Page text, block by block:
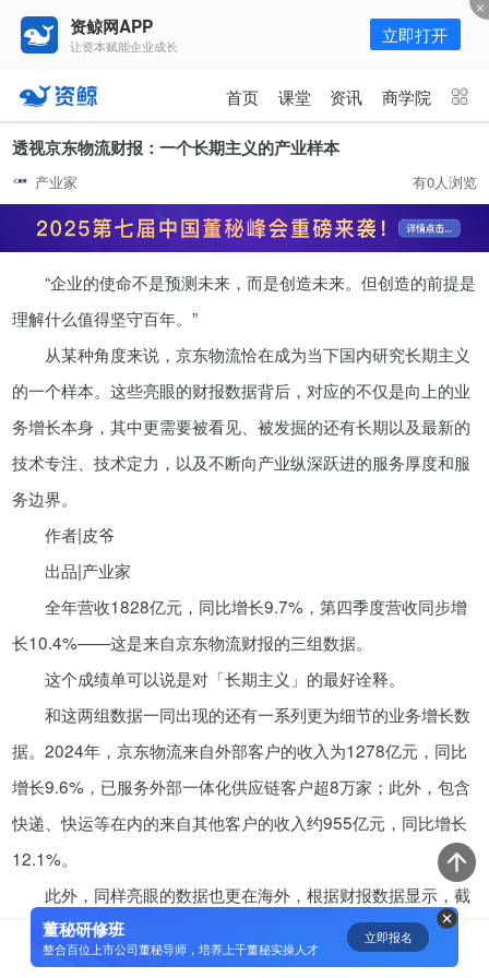
资鲸网APP
让资本赋能企业成长 立即打开
首页 课堂 资讯 商学院
资讯 课堂 直播 商学院
报告 行业峰会
为你推荐
资鲸精选 | 127页PPT，读懂复
星、平安、腾讯、比亚迪、碧桂园
局！（非常值得收藏！）
11-01
模式”！推荐收藏！
08-02
资鲸精选 | 迈瑞医疗上市：是王者
短视频用户规模超2.4亿 商业模式
仍处于探索当中
07-24
腾讯与马化腾：腾讯五虎是如何分
配股权的
08-01
资鲸精选 | Airbnb天使轮融资BP只
有这14页，但足以打动投资人
11-21
透视京东物流财报：一个长期主义的产业样本
产业家 有0人浏览
“企业的使命不是预测未来，而是创造未来。但创造的前提是
理解什么值得坚守百年。”
从某种角度来说，京东物流恰在成为当下国内研究长期主义
的一个样本。这些亮眼的财报数据背后，对应的不仅是向上的业
务增长本身，其中更需要被看见、被发掘的还有长期以及最新的
技术专注、技术定力，以及不断向产业纵深跃进的服务厚度和服
务边界。
作者|皮爷
出品|产业家
全年营收1828亿元，同比增长9.7%，第四季度营收同步增
长10.4%——这是来自京东物流财报的三组数据。
这个成绩单可以说是对「长期主义」的最好诠释。
和这两组数据一同出现的还有一系列更为细节的业务增长数
据。2024年，京东物流来自外部客户的收入为1278亿元，同比
增长9.6%，已服务外部一体化供应链客户超8万家；此外，包含
快递、快运等在内的来自其他客户的收入约955亿元，同比增长
12.1%。
此外，同样亮眼的数据也更在海外，根据财报数据显示，截
止目前，京东物流已拥有超100个保税仓库、直邮仓库和海外仓
库，总管理面积超100万平方米，海外仓已覆盖全球19个国家和
董秘研修班
整合百位上市公司董秘导师，培养上千董秘实操人才
立即报名